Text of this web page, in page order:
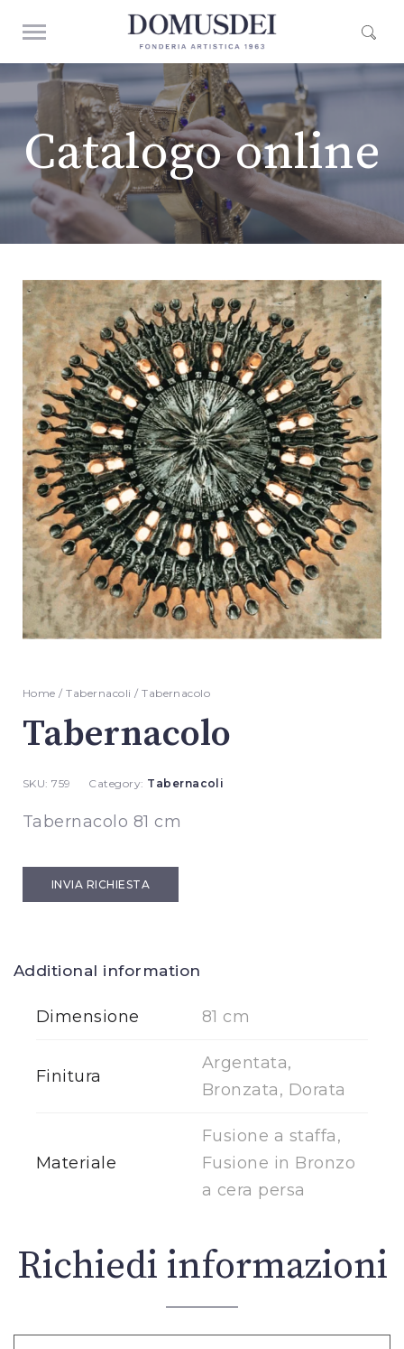
Catalogo online
Home /Tabernacoli / Tabernacolo
Tabernacolo
SKU:759 Category: Tabernacoli
Tabernacolo 81 cm
INVIA RICHIESTA
Additional information
Dimensione 81 cm
Finitura
Argentata,
Bronzata, Dorata
Materiale
Fusione a staffa,
Fusione in Bronzo
a cera persa
Richiedi informazioni